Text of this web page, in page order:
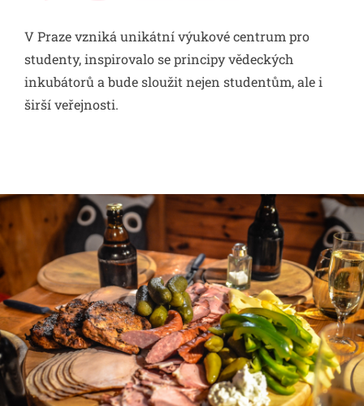
V Praze vzniká unikátní výukové centrum pro
studenty, inspirovalo se principy vědeckých
inkubátorů a bude sloužit nejen studentům, ale i
širší veřejnosti.